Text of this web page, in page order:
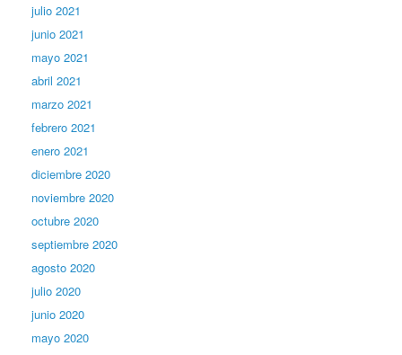
julio 2021
junio 2021
mayo 2021
abril 2021
marzo 2021
febrero 2021
enero 2021
diciembre 2020
noviembre 2020
octubre 2020
septiembre 2020
agosto 2020
julio 2020
junio 2020
mayo 2020